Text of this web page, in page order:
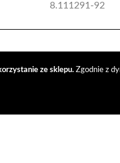
ze sklepu. Zgodnie z
8.111291-92